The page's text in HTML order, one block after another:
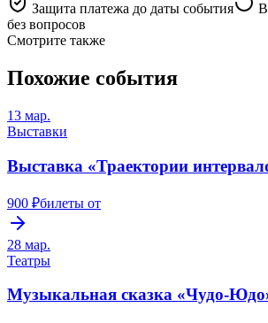
Защита платежа до даты события
без вопросов
Смотрите также
Похожие события
13 мар.
Выставки
Выставка «Траектории
900 ₽билеты от
28 мар.
Театры
Музыкальная сказка «Чудо-